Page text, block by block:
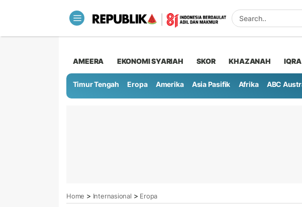
AMEERA EKONOMI SYARIAH SKOR KHAZANAH IQRA
Timur Tengah Eropa Amerika Asia Pasifik Afrika ABC
Home > Internasional > Eropa